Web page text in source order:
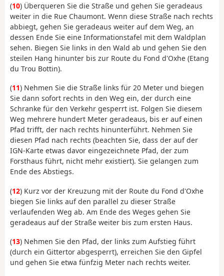
(10) Überqueren Sie die Straße und gehen Sie geradeaus
weiter in die Rue Chaumont. Wenn diese Straße nach rechts
abbiegt, gehen Sie geradeaus weiter auf dem Weg, an
dessen Ende Sie eine Informationstafel mit dem Waldplan
sehen. Biegen Sie links in den Wald ab und gehen Sie den
steilen Hang hinunter bis zur Route du Fond d'Oxhe (Etang
du Trou Bottin).
(11) Nehmen Sie die Straße links für 20 Meter und biegen
Sie dann sofort rechts in den Weg ein, der durch eine
Schranke für den Verkehr gesperrt ist. Folgen Sie diesem
Weg mehrere hundert Meter geradeaus, bis er auf einen
Pfad trifft, der nach rechts hinunterführt. Nehmen Sie
diesen Pfad nach rechts (beachten Sie, dass der auf der
IGN-Karte etwas davor eingezeichnete Pfad, der zum
Forsthaus führt, nicht mehr existiert). Sie gelangen zum
Ende des Abstiegs.
(12) Kurz vor der Kreuzung mit der Route du Fond d'Oxhe
biegen Sie links auf den parallel zu dieser Straße
verlaufenden Weg ab. Am Ende des Weges gehen Sie
geradeaus auf der Straße weiter bis zum ersten Haus.
(13) Nehmen Sie den Pfad, der links zum Aufstieg führt
(durch ein Gittertor abgesperrt), erreichen Sie den Gipfel
und gehen Sie etwa fünfzig Meter nach rechts weiter.